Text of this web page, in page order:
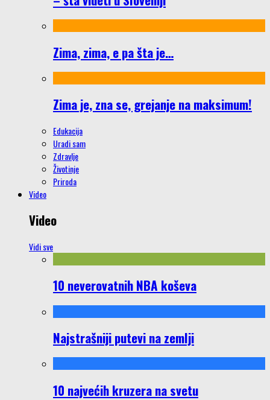
Zima, zima, e pa šta je…
Zima je, zna se, grejanje na maksimum!
Edukacija
Uradi sam
Zdravlje
Životinje
Priroda
Video
Video
Vidi sve
10 neverovatnih NBA koševa
Najstrašniji putevi na zemlji
10 najvećih kruzera na svetu